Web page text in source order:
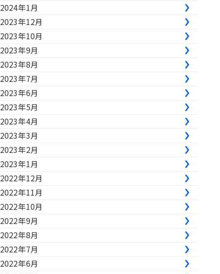
2024年1月
2023年12月
2023年10月
2023年9月
2023年8月
2023年7月
2023年6月
2023年5月
2023年4月
2023年3月
2023年2月
2023年1月
2022年12月
2022年11月
2022年10月
2022年9月
2022年8月
2022年7月
2022年6月